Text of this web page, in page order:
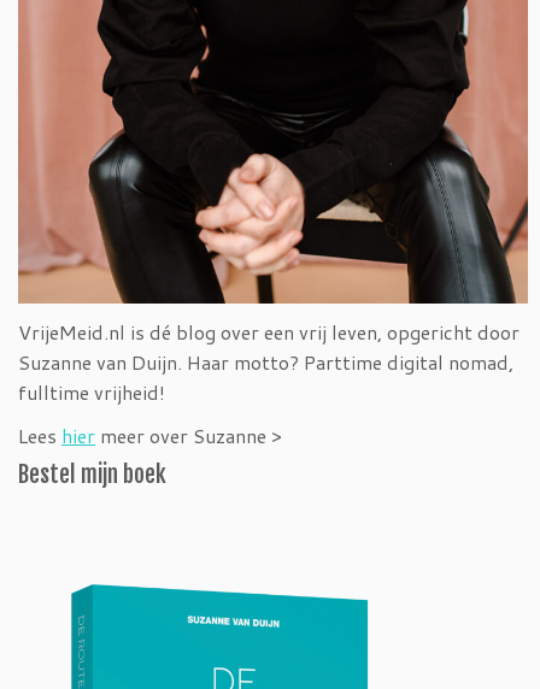
VrijeMeid.nl is dé blog over een vrij leven, opgericht door
Suzanne van Duijn. Haar motto? Parttime digital nomad,
fulltime vrijheid!
Lees hier meer over Suzanne >
Bestel mijn boek